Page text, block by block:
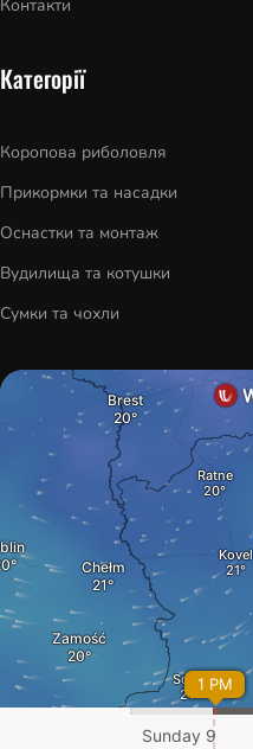
Контакти
Категорії
Коропова риболовля
Прикормки та насадки
Оснастки та монтаж
Вудилища та котушки
Сумки та чохли